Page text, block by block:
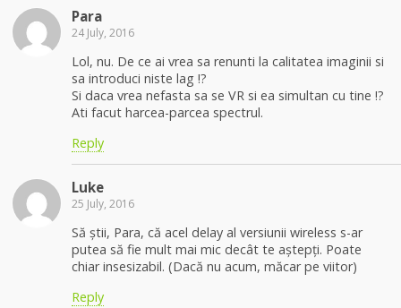
Para
24 July, 2016
Lol, nu. De ce ai vrea sa renunti la calitatea imaginii si
sa introduci niste lag !?
Si daca vrea nefasta sa se VR si ea simultan cu tine !?
Ati facut harcea-parcea spectrul.
Reply
Luke
25 July, 2016
Să știi, Para, că acel delay al versiunii wireless s-ar
putea să fie mult mai mic decât te aștepți. Poate
chiar insesizabil. (Dacă nu acum, măcar pe viitor)
Reply